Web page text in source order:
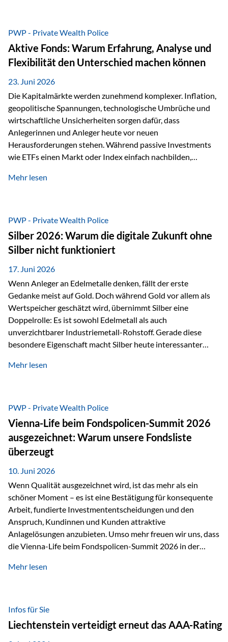
Nostalgie dar, sondern ist die modernste und strategisch
klügste Antwort auf globale Instabilität. Physische Werte
und der richtige Rechtsstandort sind heute keine bloße
Option mehr, sondern eine strategische Notwendigkeit. 1.
Der massive Aufwand hinter einem winzigen…
PWP - Private Wealth Police
Aktive Fonds: Warum Erfahrung, Analyse und
Flexibilität den Unterschied machen können
23. Juni 2026
Die Kapitalmärkte werden zunehmend komplexer. Inflation,
geopolitische Spannungen, technologische Umbrüche und
wirtschaftliche Unsicherheiten sorgen dafür, dass
Anlegerinnen und Anleger heute vor neuen
Herausforderungen stehen. Während passive Investments
wie ETFs einen Markt oder Index einfach nachbilden,
setzen auf die Expertise erfahrener Fondsmanager, die
Veränderungen geprägt ist, kann diese aktive
Herangehensweise einen entscheidenden Mehrwert bieten.
Was zeichnet aktive Fonds aus? Aktive Fonds verfolgen das
Ziel, nicht nur einen Markt abzubilden, sondern gezielt
Anlageentscheidungen zu treffen. Fondsmanager
analysieren Unternehmen,…
Mehr lesen
PWP - Private Wealth Police
Silber 2026: Warum die digitale Zukunft ohne
Silber nicht funktioniert
17. Juni 2026
Wenn Anleger an Edelmetalle denken, fällt der erste
Gedanke meist auf Gold. Doch während Gold vor allem als
Wertspeicher geschätzt wird, übernimmt Silber eine
Doppelrolle: Es ist sowohl Edelmetall als auch
unverzichtbarer Industriemetall-Rohstoff. Gerade diese
besondere Eigenschaft macht Silber heute interessanter
elektrischer – und genau dort spielt Silber eine
Leitfähigkeit aller Metalle. Diese Eigenschaft macht es für
zahlreiche Zukunftstechnologien praktisch unverzichtbar.
Silber findet sich unter anderem in: Solarmodulen
Elektrofahrzeugen Halbleitern Smartphones und Tablets…
Mehr lesen
PWP - Private Wealth Police
Vienna-Life beim Fondspolicen-Summit 2026
ausgezeichnet: Warum unsere Fondsliste
überzeugt
10. Juni 2026
Wenn Qualität ausgezeichnet wird, ist das mehr als ein
schöner Moment – es ist eine Bestätigung für konsequente
Arbeit, fundierte Investmententscheidungen und den
Anspruch, Kundinnen und Kunden attraktive
Anlagelösungen anzubieten. Umso mehr freuen wir uns, dass
die Vienna-Life beim Fondspolicen-Summit 2026 in der
dieser Ehrung ist der renommierte Fondspolicenreport der
analysiert und verglichen wurden. Das Ergebnis: Die ETF-
Auswahl der Vienna-Life zählt zu den drei besten Angeboten
am Markt. Für uns ist diese Auszeichnung eine Bestätigung
Mehr lesen
Infos für Sie
Liechtenstein verteidigt erneut das AAA-Rating